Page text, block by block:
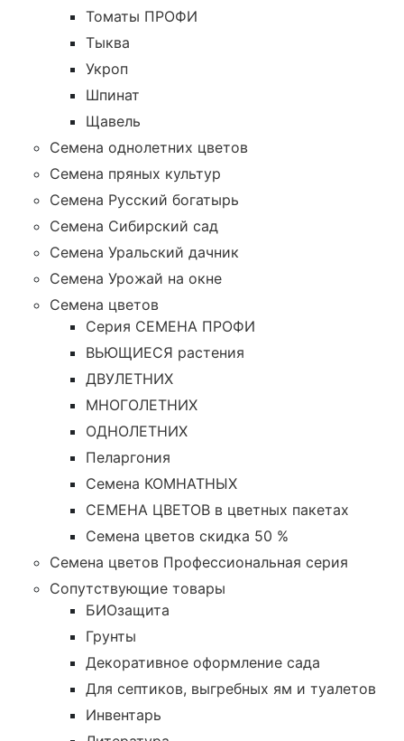
Томаты ПРОФИ
Тыква
Укроп
Шпинат
Щавель
Семена однолетних цветов
Семена пряных культур
Семена Русский богатырь
Семена Сибирский сад
Семена Уральский дачник
Семена Урожай на окне
Семена цветов
Cерия CЕМЕНА ПРОФИ
ВЬЮЩИЕСЯ растения
ДВУЛЕТНИХ
МНОГОЛЕТНИХ
ОДНОЛЕТНИХ
Пеларгония
Семена КОМНАТНЫХ
СЕМЕНА ЦВЕТОВ в цветных пакетах
Семена цветов скидка 50 %
Семена цветов Профессиональная серия
Сопутствующие товары
БИОзащита
Грунты
Декоративное оформление сада
Для септиков, выгребных ям и туалетов
Инвентарь